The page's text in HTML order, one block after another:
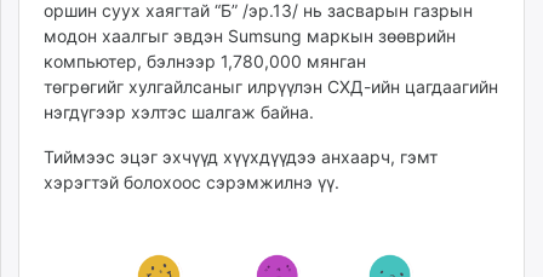
Livetv.mn
Eguur.mn
24tsag.mn
shuud.mn
ergelt.mn
оршин суух хаягтай “Б” /эр.13/ нь засварын газрын
модон хаалгыг эвдэн Sumsung маркын зөөврийн
компьютер, бэлнээр 1,780,000 мянган
төгрөгийг хулгайлсаныг илрүүлэн СХД-ийн цагдаагийн
нэгдүгээр хэлтэс шалгаж байна.
Тиймээс эцэг эхчүүд хүүхдүүдээ анхаарч, гэмт
хэрэгтэй болохоос сэрэмжилнэ үү.